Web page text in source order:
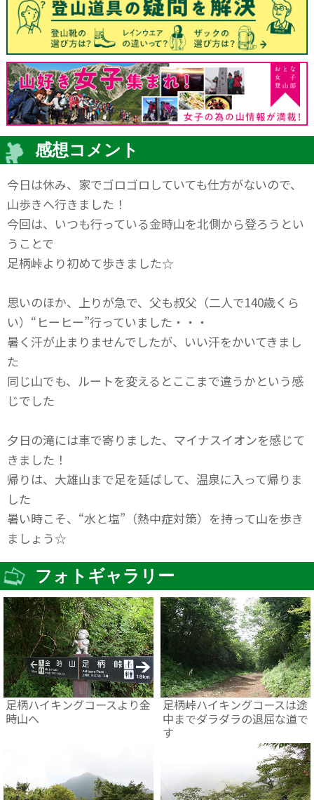
感想コメント
今日は休み、家でゴロゴロしていても仕方がないので、
山歩きへ行きました！
今回は、いつも行っている金時山を北側から登ろうとい
うことで
足柄峠より初めて歩きました☆
思いのほか、上りが急で、父も叔父（二人で140歳くら
い）“ヒーヒー”行っていました・・・
暑く汗が止まりませんでしたが、いい汗をかいてきまし
た
同じ山でも、ルートを変えるとここまで違うかという感
じでした
夕日の滝には車で寄りました、マイナスイオンを感じて
きました！
帰りは、大雄山まで足を延ばして、温泉に入って帰りま
した
暑い時こそ、“水と塩”（熱中症対策）を持って山を歩き
ましょう☆
フォトギャラリー
足柄ハイキングコースより金
時山へ
足柄峠ハイキングコースは途
中までダラダラの退屈な道で
す